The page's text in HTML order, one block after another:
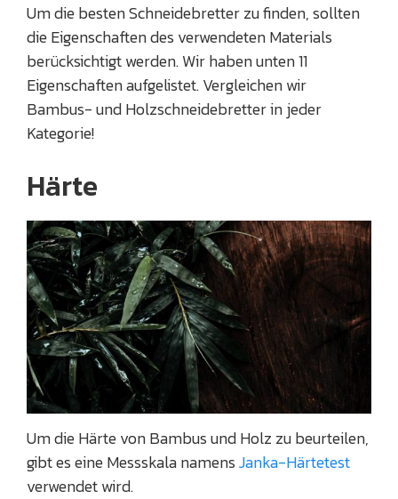
Um die besten Schneidebretter zu finden, sollten
die Eigenschaften des verwendeten Materials
berücksichtigt werden. Wir haben unten 11
Eigenschaften aufgelistet. Vergleichen wir
Bambus- und Holzschneidebretter in jeder
Kategorie!
Härte
Um die Härte von Bambus und Holz zu beurteilen,
gibt es eine Messskala namensJanka-Härtetest
verwendet wird.